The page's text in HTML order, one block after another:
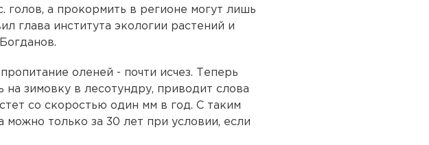
голов, а прокормить в регионе могут лишь
глава института экологии растений и
оленей - почти исчез. Теперь
зимовку в лесотундру, приводит слова
со скоростью один мм в год. С таким
можно только за 30 лет при условии, если